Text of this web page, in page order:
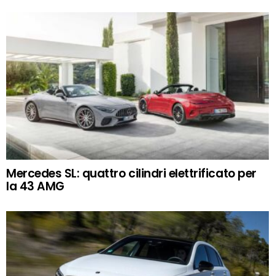
Mercedes SL: quattro cilindri elettrificato per
la 43 AMG